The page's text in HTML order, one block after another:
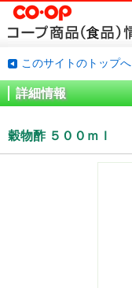
このサイトのトップへ
詳細情報
穀物酢 ５００ｍｌ